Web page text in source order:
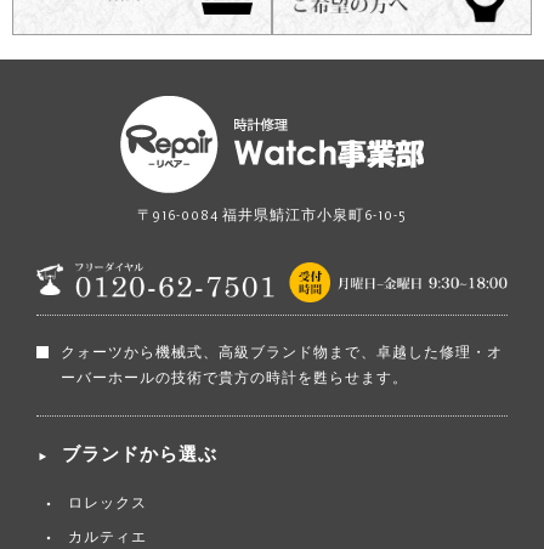
〒916-0084 福井県鯖江市小泉町6-10-5
クォーツから機械式、高級ブランド物まで、卓越した修理・オ
ーバーホールの技術で貴方の時計を甦らせます。
ブランドから選ぶ
ロレックス
カルティエ